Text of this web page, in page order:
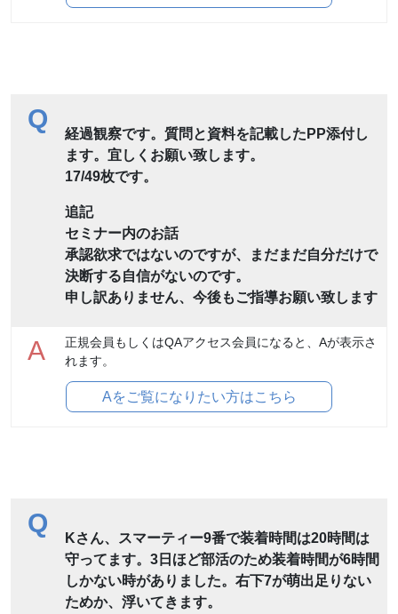
Q
経過観察です。質問と資料を記載したPP添付し
ます。宜しくお願い致します。
17/49枚です。
追記
セミナー内のお話
承認欲求ではないのですが、まだまだ自分だけで
決断する自信がないのです。
申し訳ありません、今後もご指導お願い致します
A
正規会員もしくはQAアクセス会員になると、Aが表示さ
れます。
Aをご覧になりたい方はこちら
Q
Kさん、スマーティー9番で装着時間は20時間は
守ってます。3日ほど部活のため装着時間が6時間
しかない時がありました。右下7が萌出足りない
ためか、浮いてきます。